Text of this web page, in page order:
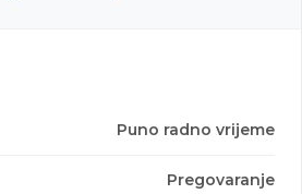
Puno radno vrijeme
Pregovaranje